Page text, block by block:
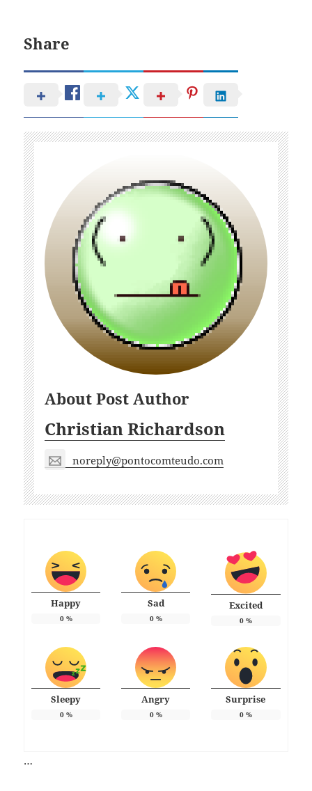
Share
About Post Author
Christian Richardson
noreply@pontocomteudo.com
Happy
0%
Sad
0%
Excited
0%
Sleepy
0%
Angry
0%
Surprise
0%
…